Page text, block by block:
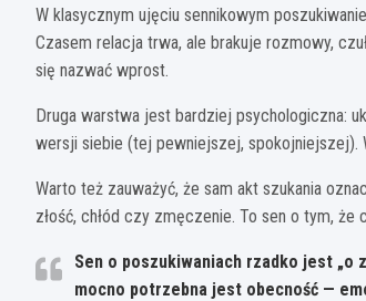
W klasycznym ujęciu sennikowym
Czasem relacja trwa, ale brakuje rozmowy,
się nazwać wprost.
Druga warstwa jest bardziej psychologiczna:
wersji siebie (tej pewniejszej, spokojniejszej).
Warto też zauważyć, że sam akt szukania
złość, chłód czy zmęczenie. To sen o tym,
Sen o poszukiwaniach rzadko jest „o
mocno potrzebna jest obecność —